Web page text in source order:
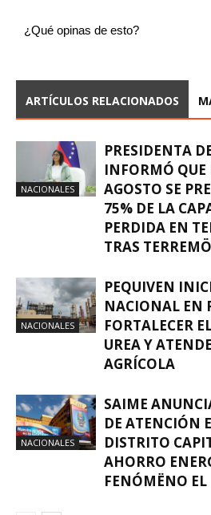
¿Qué opinas de esto?
ARTÍCULOS RELACIONADOS
NACIONALES
PRESIDENTA
INFORMÓ QUE
AGOSTO SE
75% DE LA
PERDIDA EN
TRAS
NACIONALES
PEQUIVEN
NACIONAL EN
FORTALECER
UREA Y
AGRÍCOLA
NACIONALES
SAIME
DE ATENCIÓN
DISTRITO
AHORRO
FENÓMËNO